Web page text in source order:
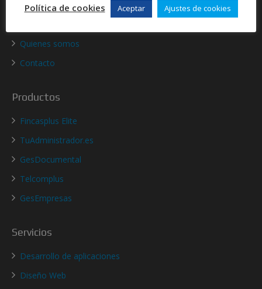
Quienes somos
Contacto
Productos
Fincasplus Elite
TuAdministrador.es
GesDocumental
Telcomplus
GesEmpresas
Servicios
Desarrollo de aplicaciones
Diseño Web
Política de cookies
Aceptar Ajustes de cookies